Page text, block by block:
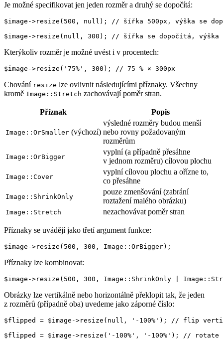
Je možné specifikovat jen jeden rozměr a druhý se dopočítá:
$image->resize(500, null); // šířka 500px, výška se
Kterýkoliv rozměr je možné uvést i v procentech:
Chování resize lze ovlivnit následujícími příznaky. Všechny
kromě Image::Stretch zachovávají poměr stran.
Příznak Popis
Image::OrSmaller (výchozí)
výsledné rozměry budou menší
nebo rovny požadovaným
rozměrům
Image::OrBigger
vyplní (a případně přesáhne
v jednom rozměru) cílovou plochu
Image::Cover
vyplní cílovou plochu a ořízne to,
co přesáhne
Image::ShrinkOnly
pouze zmenšování (zabrání
roztažení malého obrázku)
Image::Stretch nezachovávat poměr stran
Příznaky se uvádějí jako třetí argument funkce:
Příznaky lze kombinovat:
Obrázky lze vertikálně nebo horizontálně překlopit tak, že jeden
z rozměrů (případně oba) uvedeme jako záporné číslo:
$flipped = $image->resize(null, '-100%'); // flip
$flipped = $image->resize('-100%', '-100%'); // rotate